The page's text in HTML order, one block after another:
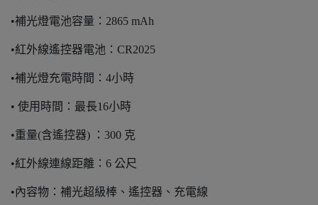
•補光燈電池容量：2865 mAh
•紅外線遙控器電池：CR2025
•補光燈充電時間：4小時
• 使用時間：最長16小時
•重量(含遙控器) ：300 克
•紅外線連線距離：6 公尺
•內容物：補光超級棒、遙控器、充電線